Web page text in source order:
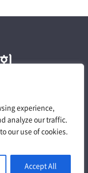
experience,
analyze our traffic.
our use of cookies.
Accept All
CA 90019